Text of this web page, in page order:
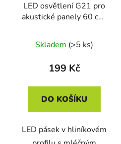
LED osvětlení G21 pro
akustické panely 60 cm,
Skladem (>5 ks)
199 Kč
DO KOŠÍKU
LED pásek v hliníkovém